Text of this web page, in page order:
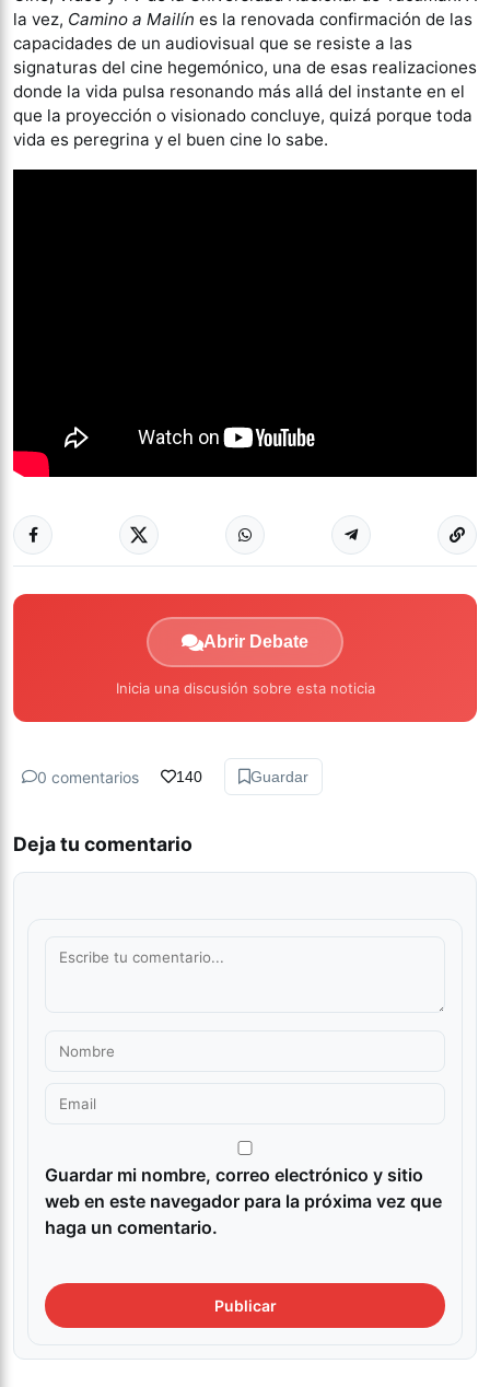
la vez, Camino a Mailín es la renovada confirmación de las
capacidades de un audiovisual que se resiste a las
signaturas del cine hegemónico, una de esas realizaciones
donde la vida pulsa resonando más allá del instante en el
que la proyección o visionado concluye, quizá porque toda
vida es peregrina y el buen cine lo sabe.
Abrir Debate
Inicia una discusión sobre esta noticia
0 comentarios 140 Guardar
Deja tu comentario
Guardar mi nombre, correo electrónico y sitio
web en este navegador para la próxima vez que
haga un comentario.